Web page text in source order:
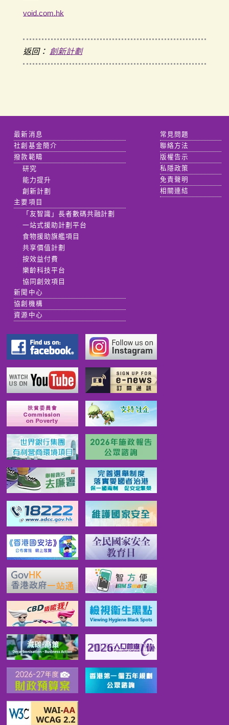
void.com.hk
返回： 創新計劃
最新消息
社創基金簡介
撥款範疇
研究
能力提升
創新計劃
主要項目
「友智識」長者數碼共融計劃
一站式援助計劃平台
食物援助旗艦項目
共享價值計劃
按效益付費
樂齡科技平台
協同創效項目
新聞中心
協創機構
資源中心
常見問題
聯絡方法
版權告示
私隱政策
免責聲明
相關連結